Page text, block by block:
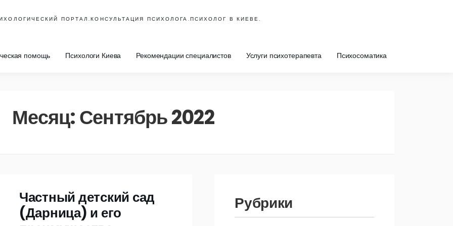
ПОРТАЛ.КОНСУЛЬТАЦИЯ ПСИХОЛОГА.ПСИХОЛОГ В КИЕВЕ.
помощь Психологи Киева Рекомендации специалистов Услуги психотерапевта Психосоматика
Месяц:Сентябрь 2022
Частный детский сад
(Дарница) и его
Рубрики